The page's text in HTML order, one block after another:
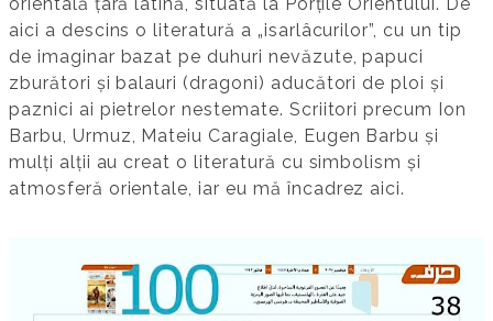
aici a descins o literatură a „isarlâcurilor”, cu un tip
de imaginar bazat pe duhuri nevăzute, papuci
zburători și balauri (dragoni) aducători de ploi și
paznici ai pietrelor nestemate. Scriitori precum Ion
Barbu, Urmuz, Mateiu Caragiale, Eugen Barbu și
mulți alții au creat o literatură cu simbolism și
atmosferă orientale, iar eu mă încadrez aici.